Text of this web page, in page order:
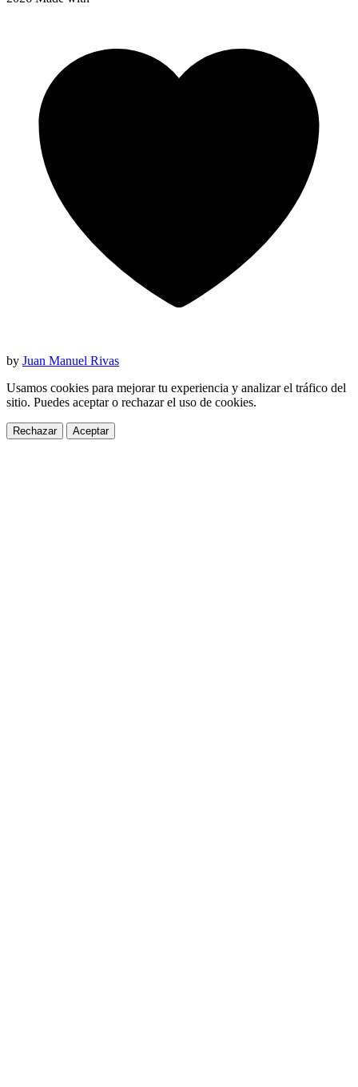
by Juan Manuel Rivas
Usamos cookies para mejorar tu experiencia y analizar el tráfico del
sitio. Puedes aceptar o rechazar el uso de cookies.
Rechazar Aceptar